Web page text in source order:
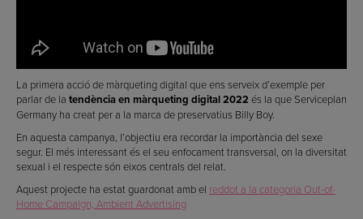
La primera acció de màrqueting digital que ens serveix d’exemple per
parlar de la tendència en màrqueting digital 2022 és la que Serviceplan
Germany ha creat per a la marca de preservatius Billy Boy.
En aquesta campanya, l’objectiu era recordar la importància del sexe
segur. El més interessant és el seu enfocament transversal, on la diversitat
sexual i el respecte són eixos centrals del relat.
Aquest projecte ha estat guardonat amb el reddot a la categoria Out-of-
Home Campaign, Ambient Advertising